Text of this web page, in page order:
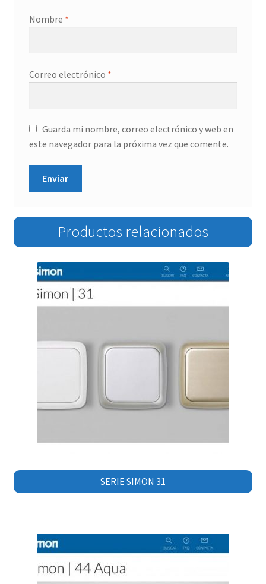
Nombre *
Correo electrónico *
Guarda mi nombre, correo electrónico y web en
este navegador para la próxima vez que comente.
Productos relacionados
SERIE SIMON 31